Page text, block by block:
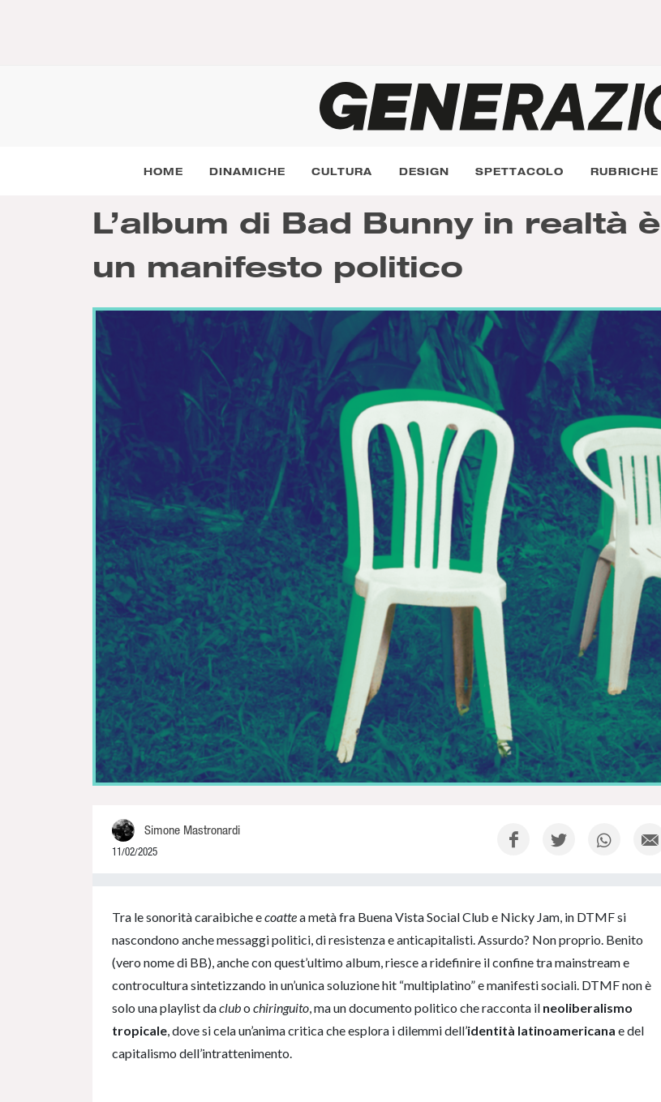
HOME DINAMICHE CULTURA DESIGN SPETTACOLO RUBRICHE
L’album di Bad Bunny in realtà è
un manifesto politico
Simone Mastronardi
11/02/2025
Tra le sonorità caraibiche ecoattea metà fra Buena Vista Social Club e Nicky Jam, in DTMF si
nascondono anche messaggi politici, di resistenza e anticapitalisti. Assurdo? Non proprio. Benito
(vero nome di BB), anche con quest’ultimo album, riesce a ridefinire il confine tra mainstream e
controcultura sintetizzando in un’unica soluzione hit “multiplatìno” e manifesti sociali. DTMF non è
solo una playlist daclubo chiringuito, ma un documento politico che racconta il neoliberalismo
tropicale, dove si cela un’anima critica che esplora i dilemmi dell’identità latinoamericana e del
capitalismo dell’intrattenimento.